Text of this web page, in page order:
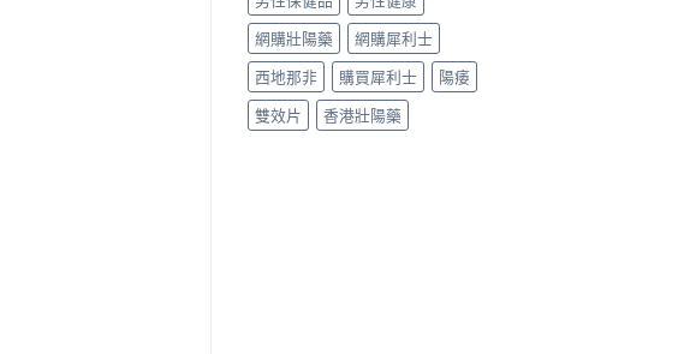
網購壯陽藥
網購犀利士
西地那非
購買犀利士
陽痿
雙效片
香港壯陽藥